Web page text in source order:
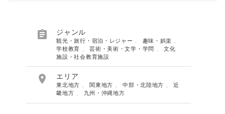
 ジャンル
観光・旅行・宿泊・レジャー 趣味・娯楽
学校教育
、芸術・美術・文学・学問 、文化
施設・社会教育施設
 エリア
東北地方 、関東地方 、中部・北陸地方 、近
畿地方
九州・沖縄地方